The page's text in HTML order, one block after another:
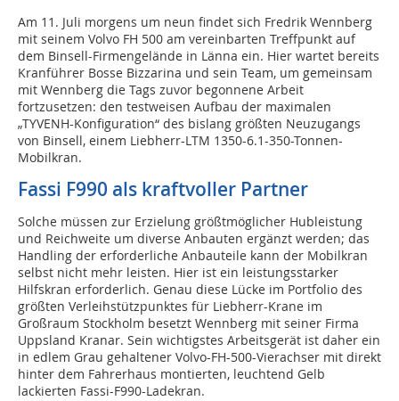
Am 11. Juli morgens um neun findet sich Fredrik Wennberg
mit seinem Volvo FH 500 am vereinbarten Treffpunkt auf
dem Binsell-Firmengelände in Länna ein. Hier wartet bereits
Kranführer Bosse Bizzarina und sein Team, um gemeinsam
mit Wennberg die Tags zuvor begonnene Arbeit
fortzusetzen: den testweisen Aufbau der maximalen
„TYVENH-Konfiguration“ des bislang größten Neuzugangs
von Binsell, einem Liebherr-LTM 1350-6.1-350-Tonnen-
Mobilkran.
Fassi F990 als kraftvoller Partner
Solche müssen zur Erzielung größtmöglicher Hubleistung
und Reichweite um diverse Anbauten ergänzt werden; das
Handling der erforderliche Anbauteile kann der Mobilkran
selbst nicht mehr leisten. Hier ist ein leistungsstarker
Hilfskran erforderlich. Genau diese Lücke im Portfolio des
größten Verleihstützpunktes für Liebherr-Krane im
Großraum Stockholm besetzt Wennberg mit seiner Firma
Uppsland Kranar. Sein wichtigstes Arbeitsgerät ist daher ein
in edlem Grau gehaltener Volvo-FH-500-Vierachser mit direkt
hinter dem Fahrerhaus montierten, leuchtend Gelb
lackierten Fassi-F990-Ladekran.